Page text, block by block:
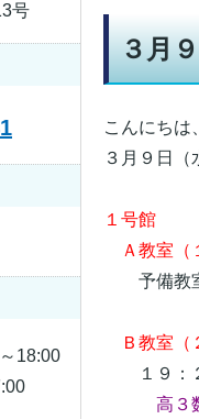
３月
こんにちは
３月９日（
１号館
Ａ教室（
予備教
Ｂ教室（
１９：２
高３
号
18:00